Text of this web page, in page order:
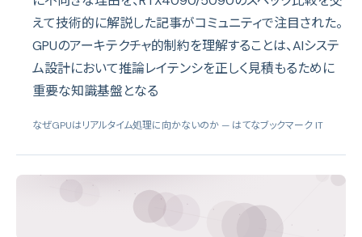
えて技術的に解説した記事がコミュニティで注目された。
GPUのアーキテクチャ的制約を理解することは、AIシステ
ム設計において推論レイテンシを正しく見積もるために
重要な知識基盤となる
なぜGPUはリアルタイム処理に向かないのか — はてなブックマーク IT